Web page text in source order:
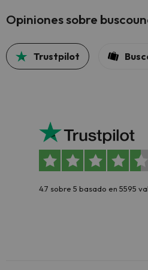
Opiniones sobre
Trustpilot
4.7 sobre 5 basado en 5595